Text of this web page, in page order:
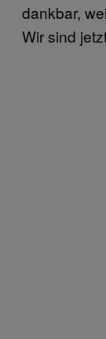
dankbar,
Wir sind